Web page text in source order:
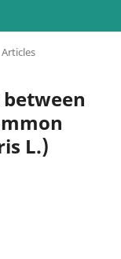
Articles
L.)